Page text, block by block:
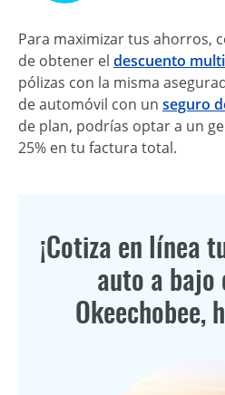
Para maximizar tus ahorros,
de obtener el descuento
pólizas con la misma
de automóvil con un seguro
de plan, podrías optar a un
25% en tu factura total.
¡Cotiza en línea
auto a bajo
Okeechobee,